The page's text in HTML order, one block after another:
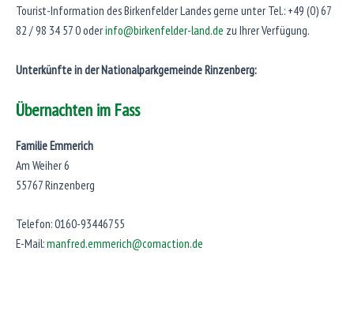
Tourist-Information des Birkenfelder Landes gerne unter Tel.: +49 (0) 67
82 / 98 34 57 0 oderinfo@birkenfelder-land.de zu Ihrer Verfügung.
Unterkünfte in der Nationalparkgemeinde Rinzenberg:
Übernachten im Fass
Familie Emmerich
Am Weiher 6
55767 Rinzenberg
Telefon:0160-93446755
E-Mail:manfred.emmerich@comaction.de